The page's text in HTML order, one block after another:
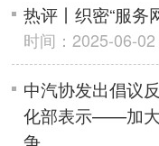
热评丨织密“服务
时间：2025-06-02
中汽协发出倡议
化部表示——加大
争